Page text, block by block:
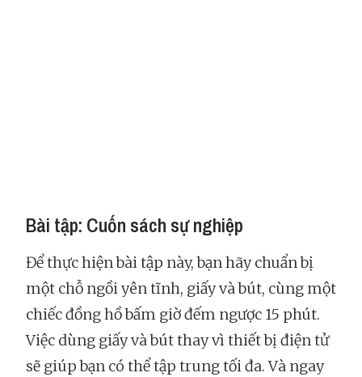
Bài tập: Cuốn sách sự nghiệp
Để thực hiện bài tập này, bạn hãy chuẩn bị
một chỗ ngồi yên tĩnh, giấy và bút, cùng một
chiếc đồng hồ bấm giờ đếm ngược 15 phút.
Việc dùng giấy và bút thay vì thiết bị điện tử
sẽ giúp bạn có thể tập trung tối đa. Và ngay